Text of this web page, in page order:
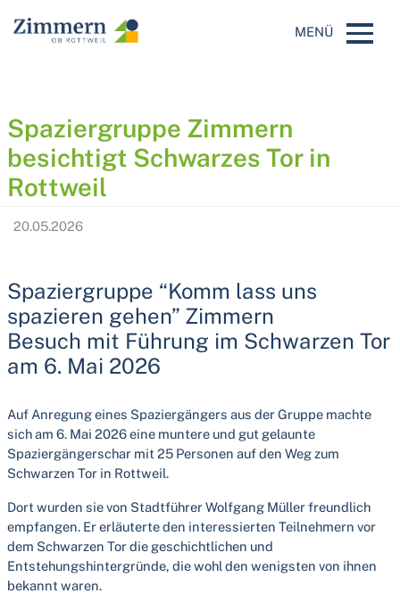
MENÜ
AKTUELLES ｜ NEWS
Spaziergruppe Zimmern
besichtigt Schwarzes Tor in
Rottweil
20.05.2026
Spaziergruppe “Komm lass uns
spazieren gehen” Zimmern
Besuch mit Führung im Schwarzen Tor
am 6. Mai 2026
Auf Anregung eines Spaziergängers aus der Gruppe machte
sich am 6. Mai 2026 eine muntere und gut gelaunte
Spaziergängerschar mit 25 Personen auf den Weg zum
Schwarzen Tor in Rottweil.
Dort wurden sie von Stadtführer Wolfgang Müller freundlich
empfangen. Er erläuterte den interessierten Teilnehmern vor
dem Schwarzen Tor die geschichtlichen und
Entstehungshintergründe, die wohl den wenigsten von ihnen
bekannt waren.